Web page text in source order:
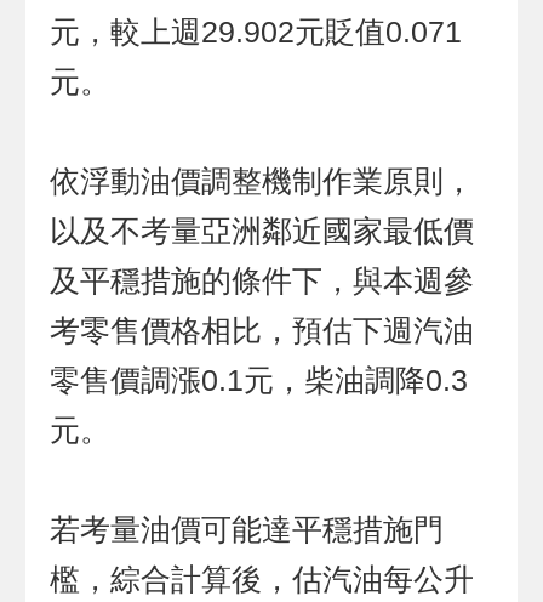
元，較上週29.902元貶值0.071
元。
依浮動油價調整機制作業原則，
以及不考量亞洲鄰近國家最低價
及平穩措施的條件下，與本週參
考零售價格相比，預估下週汽油
零售價調漲0.1元，柴油調降0.3
元。
若考量油價可能達平穩措施門
檻，綜合計算後，估汽油每公升